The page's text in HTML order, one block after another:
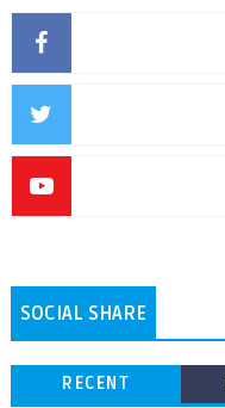
SOCIAL SHARE
RECENT